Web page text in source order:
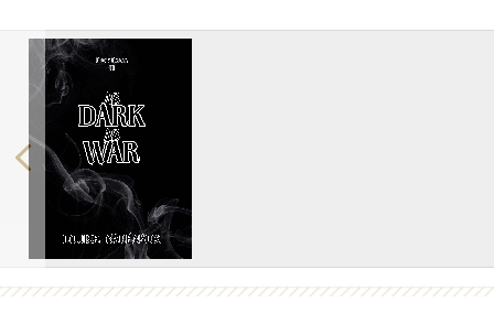
Previous